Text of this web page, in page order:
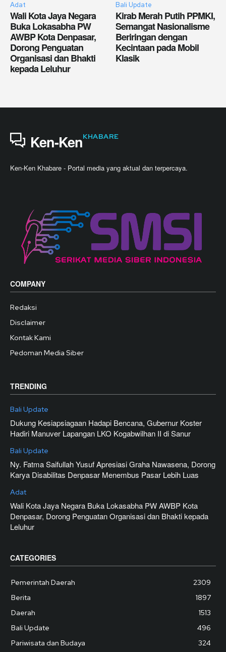
Adat
Wali Kota Jaya Negara
Buka Lokasabha PW
AWBP Kota Denpasar,
Dorong Penguatan
Organisasi dan Bhakti
kepada Leluhur
Bali Update
Kirab Merah Putih PPMKI,
Semangat Nasionalisme
Beriringan dengan
Kecintaan pada Mobil
Klasik
Ken-KenKHABARE
Ken-Ken Khabare - Portal media yang aktual dan terpercaya.
COMPANY
Redaksi
Disclaimer
Kontak Kami
Pedoman Media Siber
TRENDING
Bali Update
Dukung Kesiapsiagaan Hadapi Bencana, Gubernur Koster
Hadiri Manuver Lapangan LKO Kogabwilhan II di Sanur
Bali Update
Ny. Fatma Saifullah Yusuf Apresiasi Graha Nawasena, Dorong
Karya Disabilitas Denpasar Menembus Pasar Lebih Luas
Adat
Wali Kota Jaya Negara Buka Lokasabha PW AWBP Kota
Denpasar, Dorong Penguatan Organisasi dan Bhakti kepada
Leluhur
CATEGORIES
Pemerintah Daerah
2309
Berita
1897
Daerah
1513
Bali Update
496
Pariwisata dan Budaya
324